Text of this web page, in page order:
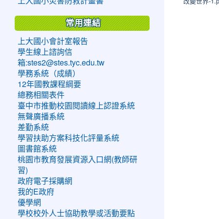
常用連結
上大國小會計室報告
學生線上諮詢信
箱:stes2@stes.tyc.edu.tw
學務系統（成績）
12年國教課程綱要
總務相關表件
臺中市推動校園閱讀線上認證系統
無聲廣播系統
差勤系統
學習扶助方案科技化評量系統
圖書館系統
桃園市教育發展資源入口網(教師研
習)
政府電子採購網
我的E政府
優學網
學校校外人士協助教學或活動要點